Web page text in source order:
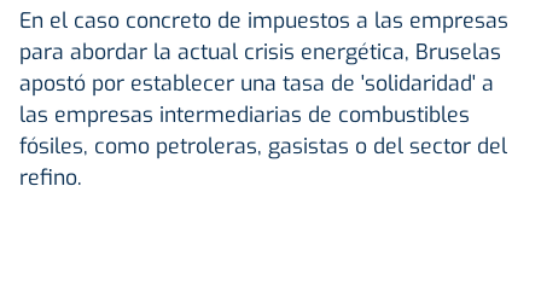
En el caso concreto de impuestos a las empresas
para abordar la actual crisis energética, Bruselas
apostó por establecer una tasa de 'solidaridad' a
las empresas intermediarias de combustibles
fósiles, como petroleras, gasistas o del sector del
refino.